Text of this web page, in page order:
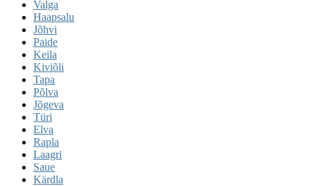
Valga
Haapsalu
Jõhvi
Paide
Keila
Kiviõli
Tapa
Põlva
Jõgeva
Türi
Elva
Rapla
Laagri
Saue
Kärdla